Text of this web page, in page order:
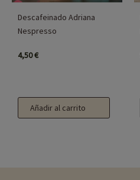
Descafeinado Adriana
Nespresso
4,50€
Añadir al carrito